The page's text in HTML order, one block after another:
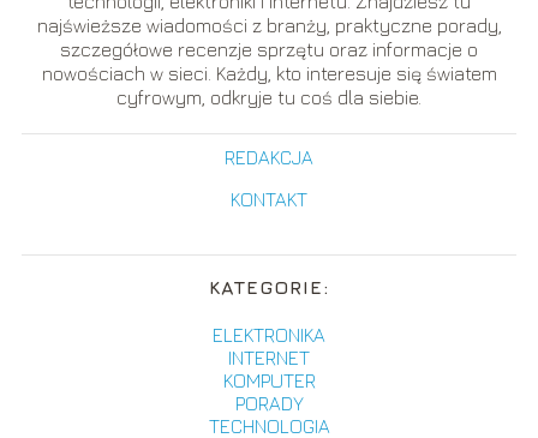
najświeższe wiadomości z branży, praktyczne porady,
szczegółowe recenzje sprzętu oraz informacje o
nowościach w sieci. Każdy, kto interesuje się światem
cyfrowym, odkryje tu coś dla siebie.
REDAKCJA
KONTAKT
KATEGORIE:
ELEKTRONIKA
INTERNET
KOMPUTER
PORADY
TECHNOLOGIA